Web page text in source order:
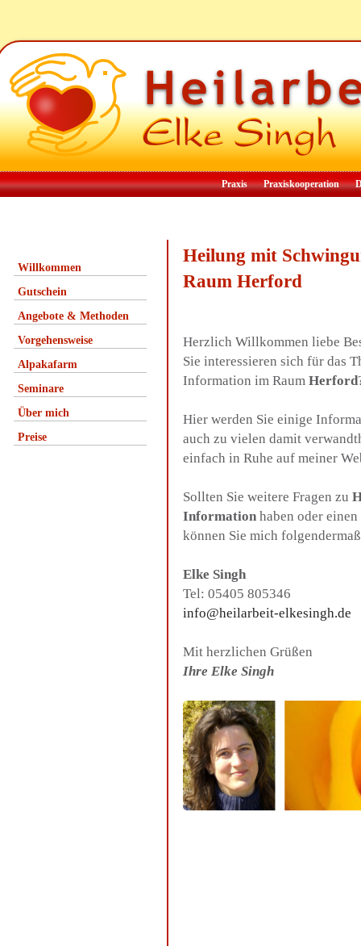
Praxis Praxiskooperation
Willkommen
Gutschein
Angebote & Methoden
Vorgehensweise
Alpakafarm
Seminare
Über mich
Preise
Heilung mit
Raum Herford
Herzlich Willkommen liebe
Sie interessieren sich für das
Information im Raum Herford
Hier werden Sie einige
auch zu vielen damit
einfach in Ruhe auf meiner
Sollten Sie weitere Fragen zu
Information haben oder
können Sie mich
Elke Singh
Tel: 05405 805346
info@heilarbeit-elkesingh.de
Mit herzlichen Grüßen
Ihre Elke Singh